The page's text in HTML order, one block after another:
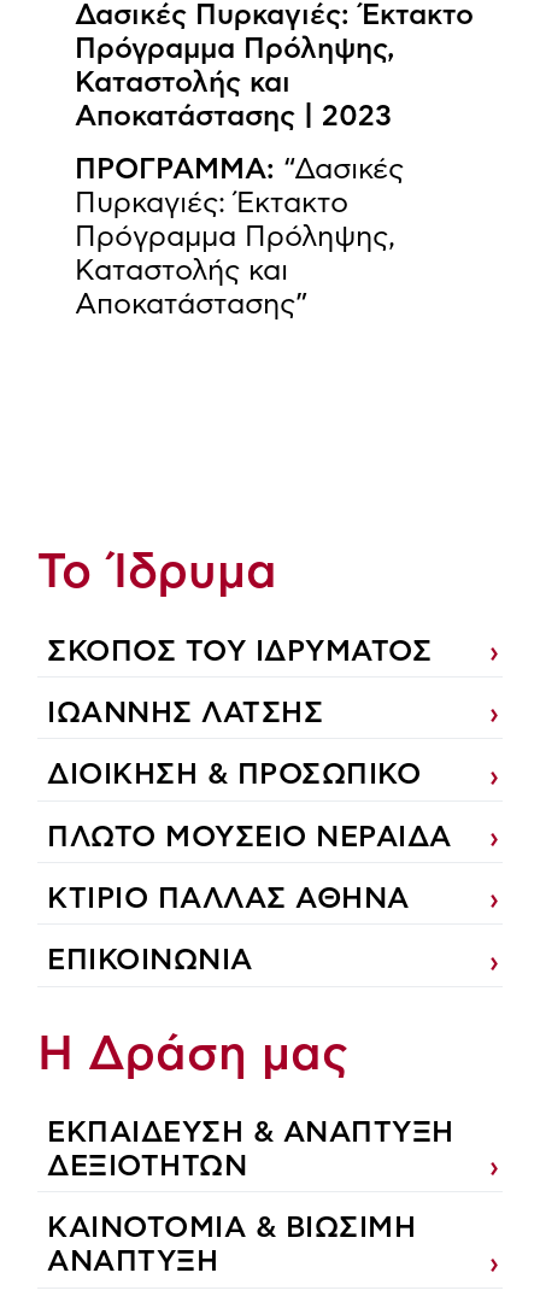
Δασικές Πυρκαγιές: Έκτακτο
Πρόγραμμα Πρόληψης,
Καταστολής και
Αποκατάστασης | 2023
ΠΡΟΓΡΑΜΜΑ: “Δασικές
Πυρκαγιές: Έκτακτο
Πρόγραμμα Πρόληψης,
Καταστολής και
Αποκατάστασης”
Το Ίδρυμα
ΣΚΟΠΟΣ ΤΟΥ ΙΔΡΥΜΑΤΟΣ
ΙΩΑΝΝΗΣ ΛΑΤΣΗΣ
ΔΙΟΙΚΗΣΗ & ΠΡΟΣΩΠΙΚΟ
ΠΛΩΤΟ ΜΟΥΣΕΙΟ ΝΕΡΑΙΔΑ
ΚΤΙΡΙΟ ΠΑΛΛΑΣ ΑΘΗΝΑ
ΕΠΙΚΟΙΝΩΝΙΑ
Η Δράση μας
ΕΚΠΑIΔΕΥΣΗ & ΑΝΑΠΤΥΞΗ
ΔΕΞΙΟΤΗΤΩΝ
ΚΑΙΝΟΤΟΜΙΑ & ΒΙΩΣΙΜΗ
ΑΝΑΠΤΥΞΗ